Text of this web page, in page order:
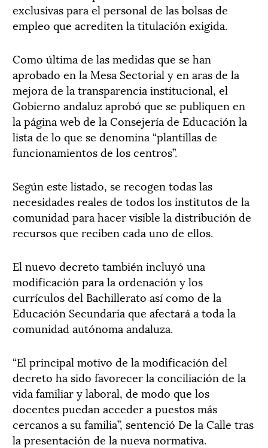
exclusivas para el personal de las bolsas de
empleo que acrediten la titulación exigida.
Como última de las medidas que se han
aprobado en la Mesa Sectorial y en aras de la
mejora de la transparencia institucional, el
Gobierno andaluz aprobó que se publiquen en
la página web de la Consejería de Educación la
lista de lo que se denomina “plantillas de
funcionamientos de los centros”.
Según este listado, se recogen todas las
necesidades reales de todos los institutos de la
comunidad para hacer visible la distribución de
recursos que reciben cada uno de ellos.
El nuevo decreto también incluyó una
modificación para la ordenación y los
currículos del Bachillerato así como de la
Educación Secundaria que afectará a toda la
comunidad autónoma andaluza.
“El principal motivo de la modificación del
decreto ha sido favorecer la conciliación de la
vida familiar y laboral, de modo que los
docentes puedan acceder a puestos más
cercanos a su familia”, sentenció De la Calle tras
la presentación de la nueva normativa.